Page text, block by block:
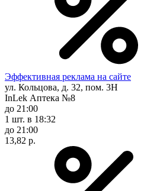
Эффективная реклама на сайте
ул. Кольцова, д. 32, пом. 3Н
InLek Аптека №8
до 21:00
1 шт. в 18:32
до 21:00
13,82 р.